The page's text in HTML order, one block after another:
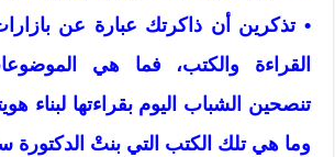
• تذكرين أن ذاكرتك عبارة عن
القراءة والكتب، فما هي
تنصحين الشباب اليوم بقراءتها لبناء
وما هي تلك الكتب التي بنتْ الدكتورة